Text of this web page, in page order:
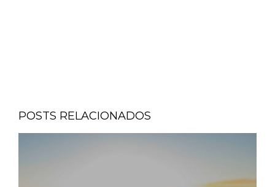
POSTS RELACIONADOS